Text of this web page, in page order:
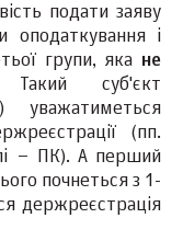
подати заяву
оподаткування і
групи, яка не
суб'єкт
(пп.
– ПК). А перший
почнеться з 1-
держреєстрація